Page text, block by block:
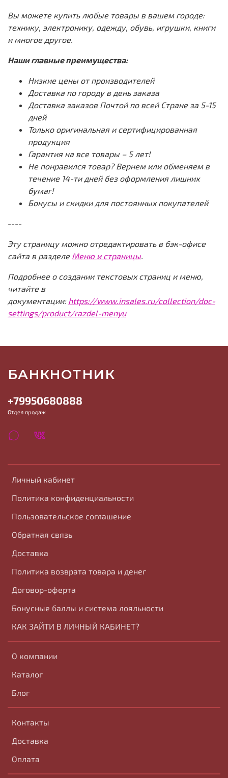
Вы можете купить любые товары в вашем городе:
технику, электронику, одежду, обувь, игрушки, книги
и многое другое.
Наши главные преимущества:
Низкие цены от производителей
Доставка по городу в день заказа
Доставка заказов Почтой по всей Стране за 5-15
дней
Только оригинальная и сертифицированная
продукция
Гарантия на все товары – 5 лет!
Не понравился товар? Вернем или обменяем в
течение 14-ти дней без оформления лишних
бумаг!
Бонусы и скидки для постоянных покупателей
----
Эту страницу можно отредактировать в бэк-офисе
сайта в разделе Меню и страницы.
Подробнее о создании текстовых страниц и меню,
читайте в
документации: https://www.insales.ru/collection/doc-
settings/product/razdel-menyu
Личный кабинет
Политика конфиденциальности
Пользовательское соглашение
Обратная связь
Доставка
Политика возврата товара и денег
Договор-оферта
Бонусные баллы и система лояльности
КАК ЗАЙТИ В ЛИЧНЫЙ КАБИНЕТ?
О компании
Каталог
Блог
Контакты
Доставка
Оплата
+79950680888
Отдел продаж
БАНКНОТНИК